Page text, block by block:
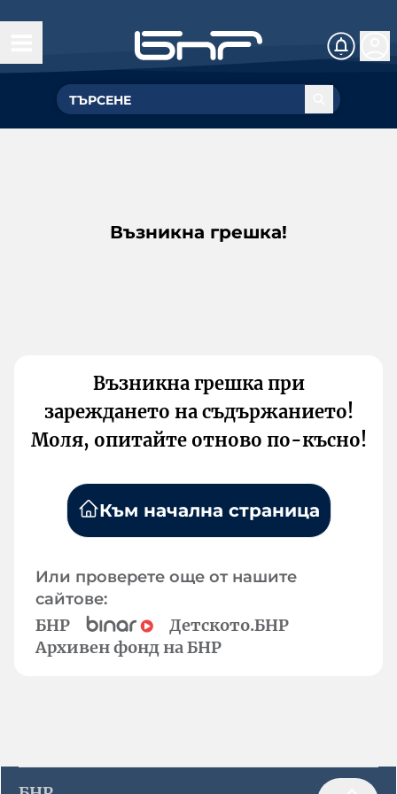
Възникна грешка!
Възникна грешка при
зареждането на съдържанието!
Моля, опитайте отново по-късно!
Към начална страница
Или проверете още от нашите
сайтове:
БНР
Детското.БНР
Архивен фонд на БНР